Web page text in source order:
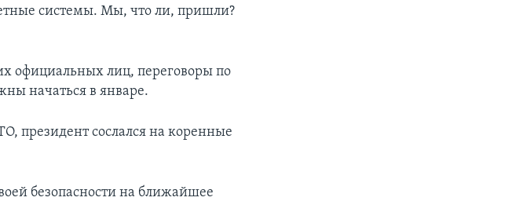
системы. Мы, что ли, пришли?
официальных лиц, переговоры по
начаться в январе.
президент сослался на коренные
безопасности на ближайшее